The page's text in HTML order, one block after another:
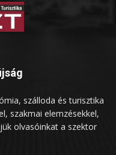
szálloda és turisztika
szakmai elemzésekkel,
olvasóinkat a szektor